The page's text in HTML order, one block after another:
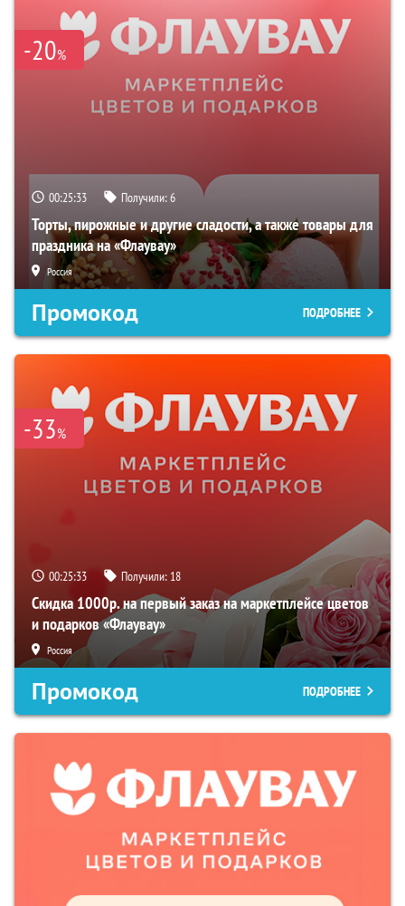
-20%
00:25:32 Получили:6
Торты, пирожные и другие сладости, а также товары для
праздника на «Флаувау»
Россия
Промокод ПОДРОБНЕЕ
-33%
00:25:32 Получили: 18
Скидка 1000р. на первый заказ на маркетплейсе цветов
и подарков «Флаувау»
Россия
Промокод ПОДРОБНЕЕ